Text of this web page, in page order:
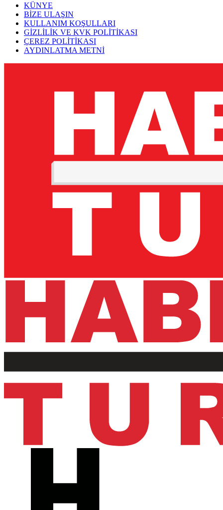
KÜNYE
BİZE ULAŞIN
KULLANIM KOŞULLARI
GİZLİLİK VE KVK POLİTİKASI
ÇEREZ POLİTİKASI
AYDINLATMA METNİ